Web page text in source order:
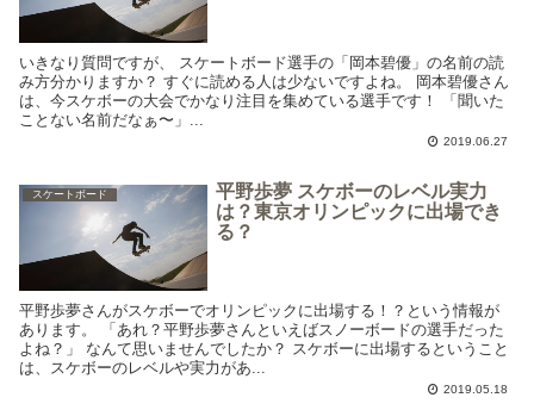
いきなり質問ですが、 スケートボード選手の「岡本碧優」の名前の読
み方分かりますか？ すぐに読める人は少ないですよね。 岡本碧優さん
は、今スケボーの大会でかなり注目を集めている選手です！ 「聞いた
ことない名前だなぁ〜」...
2019.06.27
スケートボード
平野歩夢 スケボーのレベル実力
は？東京オリンピックに出場でき
る？
平野歩夢さんがスケボーでオリンピックに出場する！？という情報が
あります。 「あれ？平野歩夢さんといえばスノーボードの選手だった
よね？」 なんて思いませんでしたか？ スケボーに出場するということ
は、スケボーのレベルや実力があ...
2019.05.18